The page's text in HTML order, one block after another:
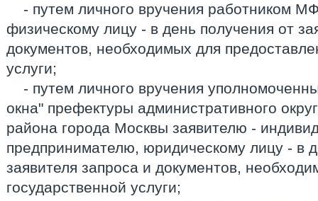
- путем личного вручения работником
физическому лицу - в день получения от
документов, необходимых для
услуги;
- путем личного вручения
окна" префектуры административного
района города Москвы заявителю -
предпринимателю, юридическому лицу - в
заявителя запроса и документов,
государственной услуги;